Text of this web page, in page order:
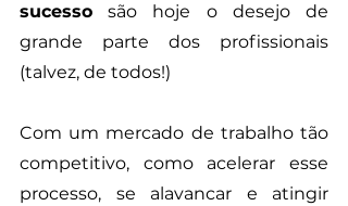
sucesso são hoje o desejo de
grande parte dos profissionais
(talvez, de todos!)
Com um mercado de trabalho tão
competitivo, como acelerar esse
processo, se alavancar e atingir